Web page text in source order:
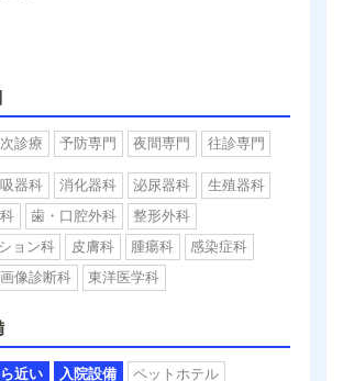
診療 予防専門 夜間専門 往診専門
器科 消化器科 泌尿器科
生殖器科
歯・口腔外科
整形外科
ョン科
皮膚科 腫瘍科
感染症科
画像診断科 東洋医学科
近い 入院設備
ペットホテル